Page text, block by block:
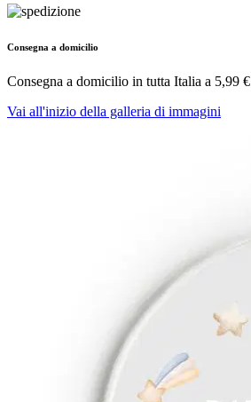
Consegna a domicilio
Consegna a domicilio in tutta Italia a 5,99 €
Vai all'inizio della galleria di immagini